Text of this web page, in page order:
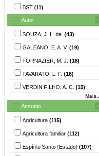
BST (11)
Autor
SOUZA, J. L. de. (43)
GALEANO, E. A. V. (19)
FORNAZIER, M. J. (18)
FAVARATO, L. F. (16)
VERDIN FILHO, A. C. (15)
Mais...
Assunto
Agricultura (115)
Agricultura familiar (112)
Espírito Santo (Estado) (107)